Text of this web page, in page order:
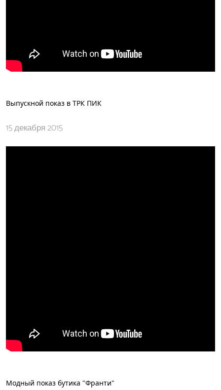
Выпускной показ в ТРК ПИК
15 декабря 2015
Модный показ бутика "Франти"